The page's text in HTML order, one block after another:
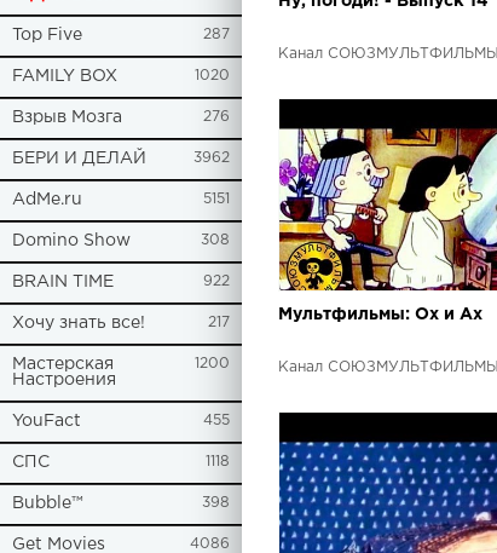
Top Five 287
FAMILY BOX 1020
Взрыв Мозга 276
БЕРИ И ДЕЛАЙ 3962
AdMe.ru 5151
Domino Show 308
BRAIN TIME 922
Хочу знать все! 217
Мастерская
Настроения
1200
YouFact 455
СПС 1118
Bubble™ 398
Get Movies 4086
Канал СОЮЗМУЛЬТФИЛЬМЫ
Мультфильмы: Ох и Ах
Канал СОЮЗМУЛЬТФИЛЬМЫ